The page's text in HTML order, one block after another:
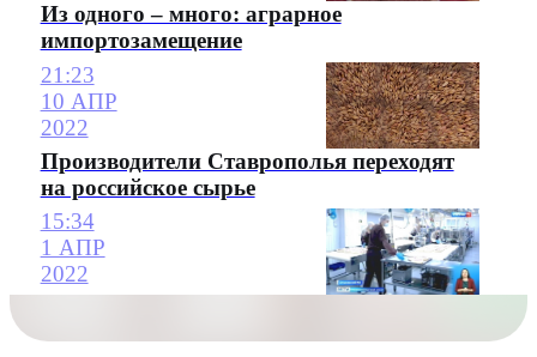
Из одного – много: аграрное
импортозамещение
21:23
10 АПР
2022
Производители Ставрополья переходят
на российское сырье
15:34
1 АПР
2022